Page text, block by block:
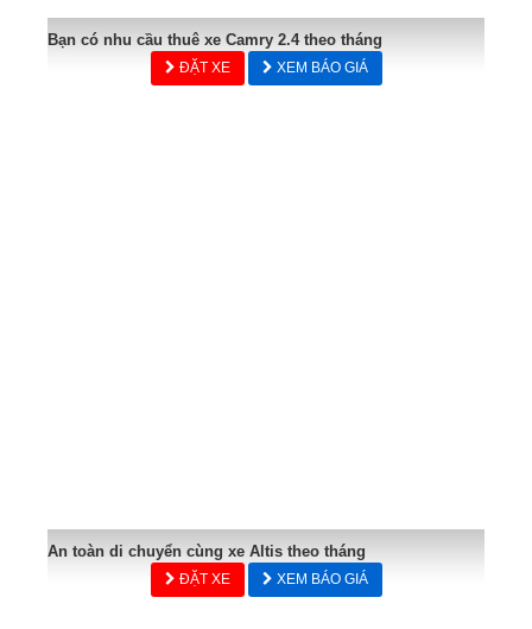
Bạn có nhu cầu thuê xe Camry 2.4 theo tháng
ĐẶT XE XEM BÁO GIÁ
An toàn di chuyển cùng xe Altis theo tháng
ĐẶT XE XEM BÁO GIÁ